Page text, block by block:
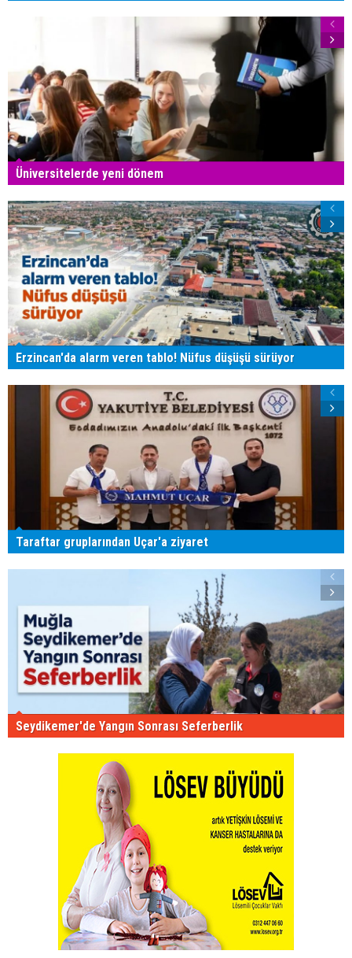
Üniversitelerde yeni dönem
Erzincan'da alarm veren tablo! Nüfus düşüşü sürüyor
Taraftar gruplarından Uçar'a ziyaret
Seydikemer'de Yangın Sonrası Seferberlik